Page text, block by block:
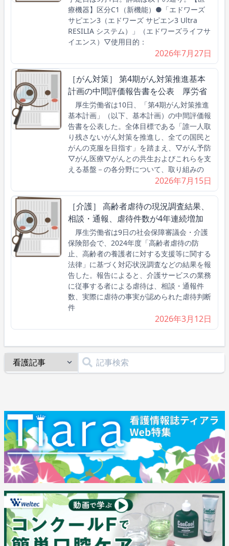
療機器】区分C1（新機能）●「エドワーズ
サピエン3（エドワーズ サピエン3 Ultra
RESILIA システム）」（エドワーズライフサ
イエンス）▽使用目的：
2026年7月27日
［がん対策］ 第4期がん対策推進基本
計画の中間評価報告書を公表 厚労省
厚生労働省は10日、「第4期がん対策推進
基本計画」（以下、基本計画）の中間評価報
告書を公表した。全体目標である「誰一人取
り残さないがん対策を推進し、全ての国民と
がんの克服を目指す」を踏まえ、▽がん予防
▽がん医療▽がんとの共生およびこれらを支
える基盤－の各分野について、取り組みの
2026年7月15日
［介護］ 高齢者虐待の現況調査結果、
相談・通報、虐待件数が4年連続増加
厚生労働省は9日の社会保障審議会・介護
保険部会で、2024年度「高齢者虐待の防
止、高齢者の養護者に対する支援等に関する
法律」に基づく対応状況調査などの結果を報
告した。報告によると、介護サービスの業務
に従事する者による虐待は、相談・通報件
数、実際に虐待の事実が認められた虐待判断
件
2026年3月12日